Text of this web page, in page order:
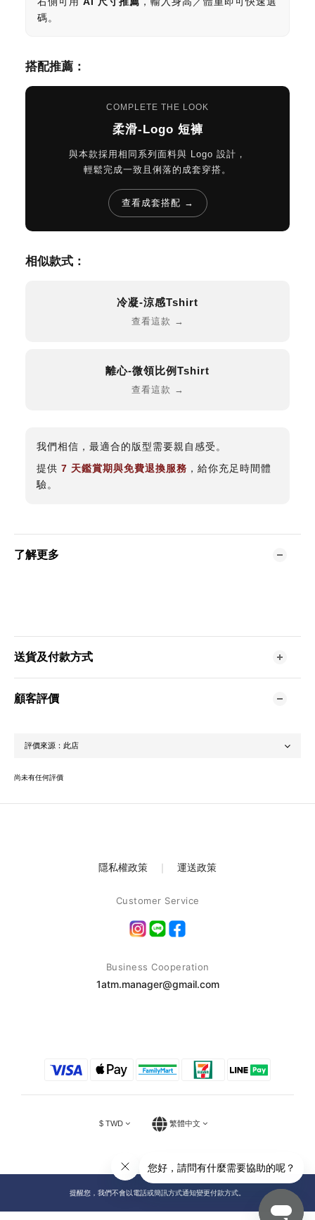
碼。
搭配推薦：
COMPLETE THE LOOK
柔滑-Logo 短褲
與本款採用相同系列面料與 Logo 設計，
輕鬆完成一致且俐落的成套穿搭。
查看成套搭配 →
相似款式：
冷凝-涼感Tshirt
查看這款 →
離心-微領比例Tshirt
查看這款 →
我們相信，最適合的版型需要親自感受。
提供 7 天鑑賞期與免費退換服務 ，給你充足時間體
驗。
了解更多
送貨及付款方式
顧客評價
尚未有任何評價
隱私權政策 ｜ 運送政策
Customer Service
Business Cooperation
1atm.manager@gmail.com
$ TWD 繁體中文
提醒您，我們不會以電話或簡訊方式通知變更付款方式。